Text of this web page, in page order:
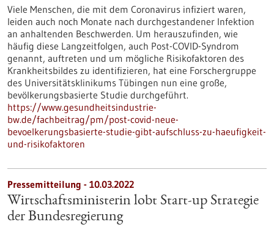
Viele Menschen, die mit dem Coronavirus infiziert waren,
leiden auch noch Monate nach durchgestandener Infektion
an anhaltenden Beschwerden. Um herauszufinden, wie
häufig diese Langzeitfolgen, auch Post-COVID-Syndrom
genannt, auftreten und um mögliche Risikofaktoren des
Krankheitsbildes zu identifizieren, hat eine Forschergruppe
des Universitätsklinikums Tübingen nun eine große,
bevölkerungsbasierte Studie durchgeführt.
https://www.gesundheitsindustrie-
bw.de/fachbeitrag/pm/post-covid-neue-
bevoelkerungsbasierte-studie-gibt-aufschluss-zu-haeufigkeit-
und-risikofaktoren
Pressemitteilung - 10.03.2022
Wirtschaftsministerin lobt Start-up Strategie
der Bundesregierung